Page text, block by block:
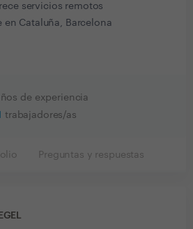
servicios remotos
en Cataluña, Barcelona
de experiencia
trabajadores/as
Preguntas y respuestas